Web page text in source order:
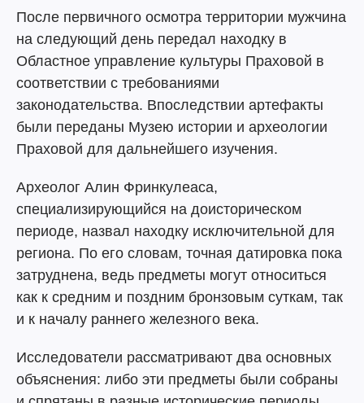
После первичного осмотра территории мужчина
на следующий день передал находку в
Областное управление культуры Праховой в
соответствии с требованиями
законодательства. Впоследствии артефакты
были переданы Музею истории и археологии
Праховой для дальнейшего изучения.
Археолог Алин Фринкулеаса,
специализирующийся на доисторическом
периоде, назвал находку исключительной для
региона. По его словам, точная датировка пока
затруднена, ведь предметы могут относиться
как к средним и поздним бронзовым суткам, так
и к началу раннего железного века.
Исследователи рассматривают два основных
объяснения: либо эти предметы были собраны